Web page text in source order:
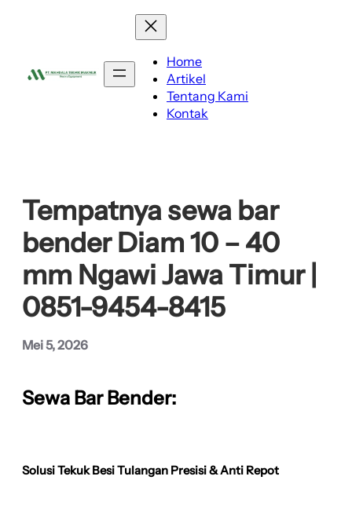
Home
Artikel
Tentang Kami
Kontak
Tempatnya sewa bar
bender Diam 10 – 40
mm Ngawi Jawa Timur |
0851-9454-8415
Mei 5, 2026
Sewa Bar Bender:
Solusi Tekuk Besi Tulangan Presisi & Anti Repot